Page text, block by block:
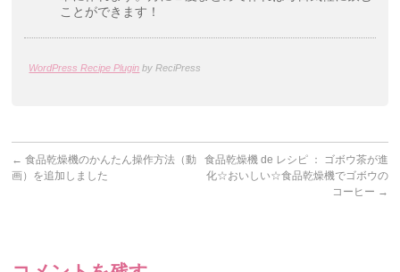
ことができます！
WordPress Recipe Plugin by ReciPress
← 食品乾燥機のかんたん操作方法（動
画）を追加しました
食品乾燥機 de レシピ ： ゴボウ茶が進
化☆おいしい☆食品乾燥機でゴボウの
コーヒー →